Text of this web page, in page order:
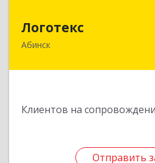
Логотекс
Абинск
Клиентов на
Отправить
353320,
Отправить